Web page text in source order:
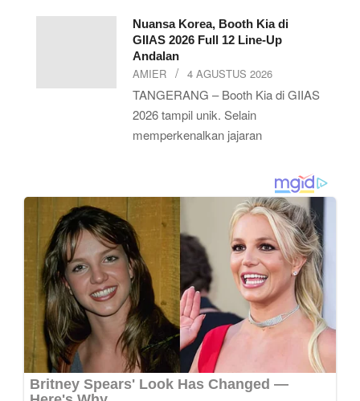
Nuansa Korea, Booth Kia di
GIIAS 2026 Full 12 Line-Up
Andalan
AMIER 4 AGUSTUS 2026
TANGERANG – Booth Kia di GIIAS
2026 tampil unik. Selain
memperkenalkan jajaran